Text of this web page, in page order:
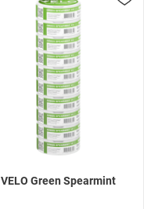
VELO Green Spearmint